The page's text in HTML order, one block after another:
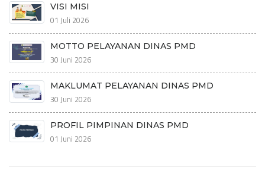
VISI MISI
01 Juli 2026
MOTTO PELAYANAN DINAS PMD
30 Juni 2026
MAKLUMAT PELAYANAN DINAS PMD
30 Juni 2026
PROFIL PIMPINAN DINAS PMD
01 Juni 2026